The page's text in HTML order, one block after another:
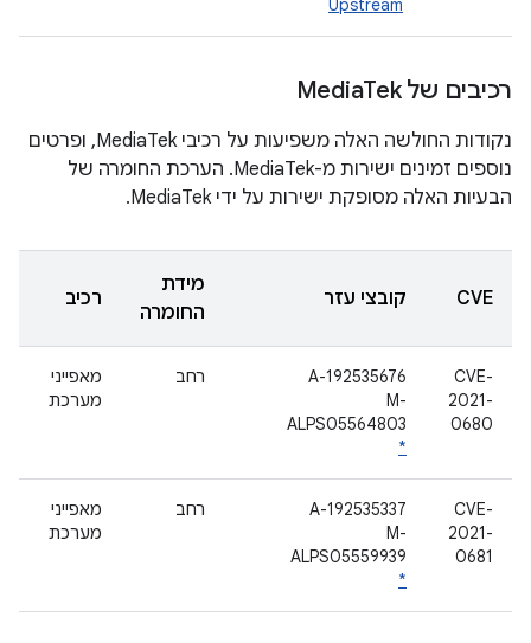
Upstream
רכיבים של MediaTek
נקודות החולשה האלה משפיעות על רכיבי MediaTek, ופרטים
נוספים זמינים ישירות מ-MediaTek. הערכת החומרה של
הבעיות האלה מסופקת ישירות על ידי MediaTek.
CVE קובצי עזר
מידת
החומרה
רכיב
CVE-
2021-
0680
A-192535676
M-
ALPS05564803
*
רחב
מאפייני
מערכת
CVE-
2021-
0681
A-192535337
M-
ALPS05559939
*
רחב
מאפייני
מערכת